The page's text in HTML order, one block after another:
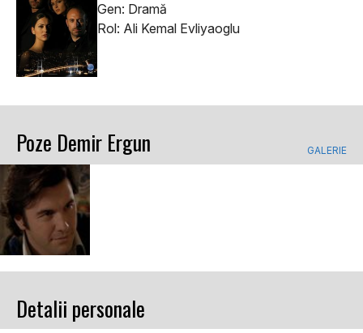
Gen: Dramă
Rol: Ali Kemal Evliyaoglu
Poze Demir Ergun GALERIE
Detalii personale